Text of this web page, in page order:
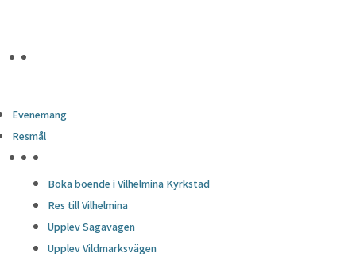
Evenemang
Resmål
Boka boende i Vilhelmina Kyrkstad
Res till Vilhelmina
Upplev Sagavägen
Upplev Vildmarksvägen